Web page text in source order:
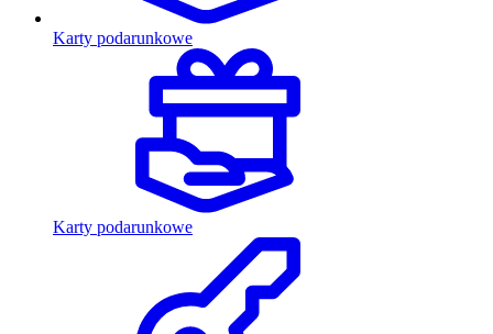
Karty podarunkowe
Karty podarunkowe